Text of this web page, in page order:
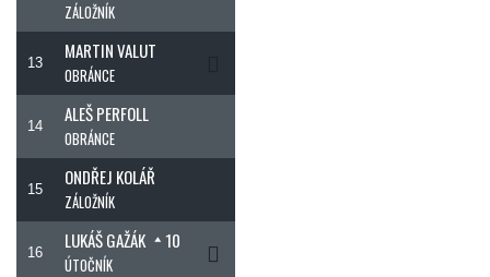
ZÁLOŽNÍK
13
MARTIN VALUT
OBRÁNCE
14
ALEŠ PERFOLL
OBRÁNCE
15
ONDŘEJ KOLÁŘ
ZÁLOŽNÍK
16
LUKÁŠ GAŽÁK 10
ÚTOČNÍK